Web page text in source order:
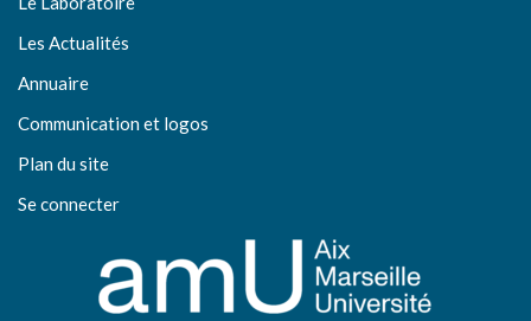
Les Actualités
Annuaire
Communication et logos
Plan du site
Se connecter